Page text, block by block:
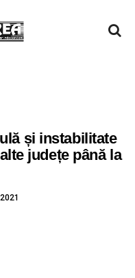
și instabilitate
județe până la